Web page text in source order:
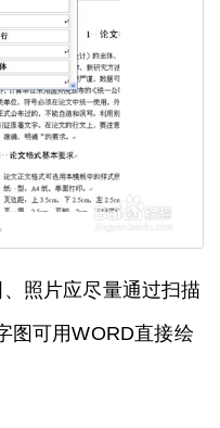
照片应尽量通过扫描
图可用WORD直接绘